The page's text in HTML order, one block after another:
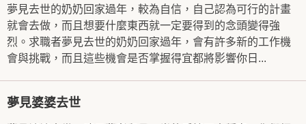
夢見去世的奶奶回家過年，較為自信，自己認為可行的計畫
就會去做，而且想要什麼東西就一定要得到的念頭變得強
烈。求職者夢見去世的奶奶回家過年，會有許多新的工作機
會與挑戰，而且這些機會是否掌握得宜都將影響你日...
夢見婆婆去世